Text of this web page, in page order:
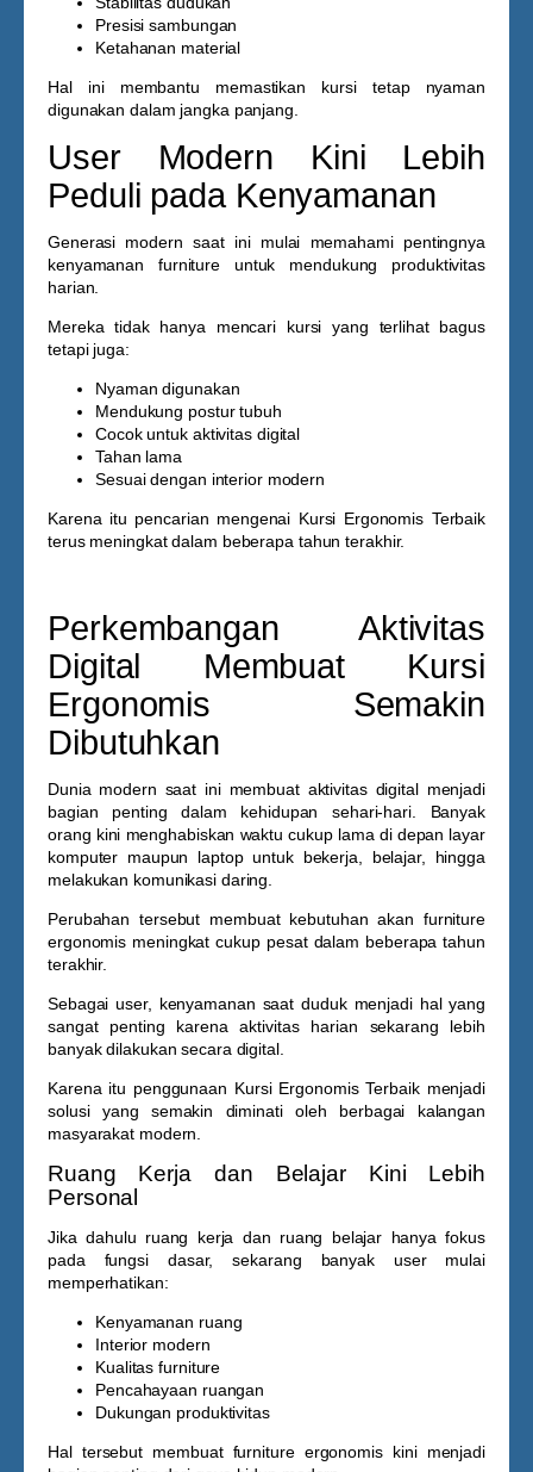
Presisi sambungan
Ketahanan material
Hal ini membantu memastikan kursi tetap nyaman
digunakan dalam jangka panjang.
User Modern Kini Lebih
Peduli pada Kenyamanan
Generasi modern saat ini mulai memahami pentingnya
kenyamanan furniture untuk mendukung produktivitas
harian.
Mereka tidak hanya mencari kursi yang terlihat bagus
tetapi juga:
Nyaman digunakan
Mendukung postur tubuh
Cocok untuk aktivitas digital
Tahan lama
Sesuai dengan interior modern
Karena itu pencarian mengenai Kursi Ergonomis Terbaik
terus meningkat dalam beberapa tahun terakhir.
Perkembangan Aktivitas
Digital Membuat Kursi
Ergonomis Semakin
Dibutuhkan
Dunia modern saat ini membuat aktivitas digital menjadi
bagian penting dalam kehidupan sehari-hari. Banyak
orang kini menghabiskan waktu cukup lama di depan layar
komputer maupun laptop untuk bekerja, belajar, hingga
melakukan komunikasi daring.
Perubahan tersebut membuat kebutuhan akan furniture
ergonomis meningkat cukup pesat dalam beberapa tahun
terakhir.
Sebagai user, kenyamanan saat duduk menjadi hal yang
sangat penting karena aktivitas harian sekarang lebih
banyak dilakukan secara digital.
Karena itu penggunaan Kursi Ergonomis Terbaikmenjadi
solusi yang semakin diminati oleh berbagai kalangan
masyarakat modern.
Ruang Kerja dan Belajar Kini Lebih
Personal
Jika dahulu ruang kerja dan ruang belajar hanya fokus
pada fungsi dasar, sekarang banyak user mulai
memperhatikan:
Kenyamanan ruang
Interior modern
Kualitas furniture
Pencahayaan ruangan
Dukungan produktivitas
Hal tersebut membuat furniture ergonomis kini menjadi